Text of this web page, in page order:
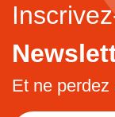
Et ne perdez